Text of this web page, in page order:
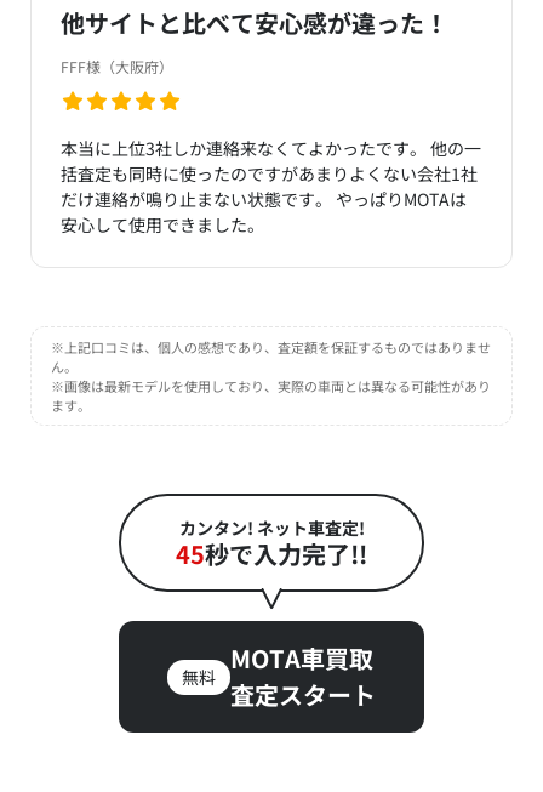
他サイトと比べて安心感が違った！
FFF様（大阪府）
本当に上位3社しか連絡来なくてよかったです。 他の一
括査定も同時に使ったのですがあまりよくない会社1社
だけ連絡が鳴り止まない状態です。 やっぱりMOTAは
安心して使用できました。
※上記口コミは、個人の感想であり、査定額を保証するものではありませ
ん。
※画像は最新モデルを使用しており、実際の車両とは異なる可能性があり
ます。
カンタン! ネット車査定!
45秒で入力完了!!
無料
MOTA車買取
査定スタート